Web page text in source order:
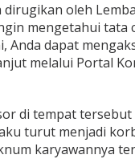
dirugikan oleh
mengetahui tata
Anda dapat
melalui Portal
di tempat
turut menjadi
karyawannya